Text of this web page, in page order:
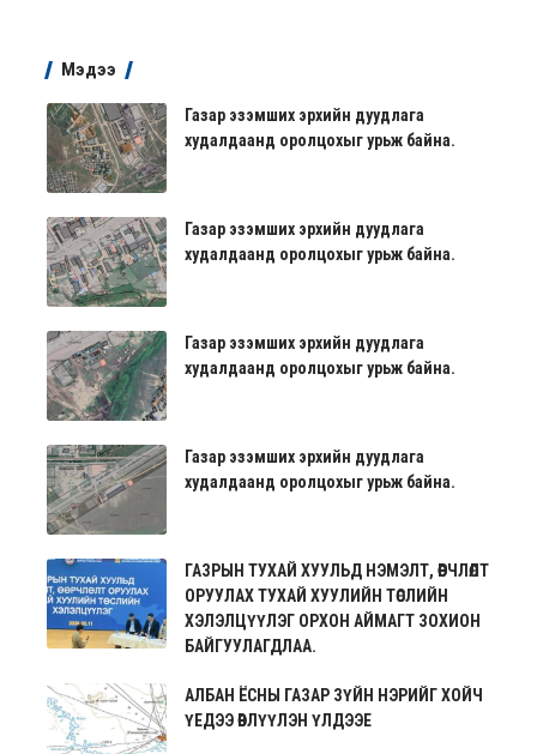
Мэдээ
Газар эзэмших эрхийн дуудлага
худалдаанд оролцохыг урьж байна.
Газар эзэмших эрхийн дуудлага
худалдаанд оролцохыг урьж байна.
Газар эзэмших эрхийн дуудлага
худалдаанд оролцохыг урьж байна.
Газар эзэмших эрхийн дуудлага
худалдаанд оролцохыг урьж байна.
ГАЗРЫН ТУХАЙ ХУУЛЬД НЭМЭЛТ, ӨӨРЧЛӨЛТ
ОРУУЛАХ ТУХАЙ ХУУЛИЙН ТӨСЛИЙН
ХЭЛЭЛЦҮҮЛЭГ ОРХОН АЙМАГТ ЗОХИОН
БАЙГУУЛАГДЛАА.
АЛБАН ЁСНЫ ГАЗАР ЗҮЙН НЭРИЙГ ХОЙЧ
ҮЕДЭЭ ӨВЛҮҮЛЭН ҮЛДЭЭЕ